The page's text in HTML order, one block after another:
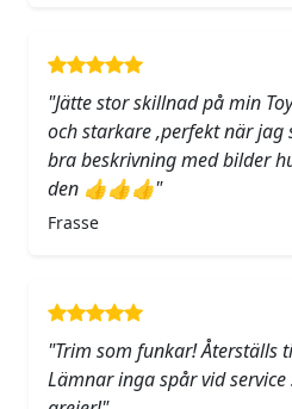
"Jätte stor skillnad på min
och starkare ,perfekt när jag
bra beskrivning med bilder
den 👍👍👍"
Frasse
"Trim som funkar! Återställs
Lämnar inga spår vid